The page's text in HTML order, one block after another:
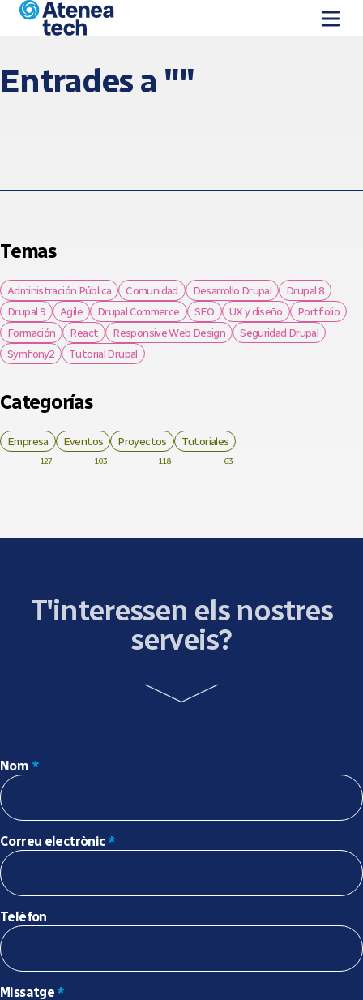
Vés al contingut
Entrades a ""
Temas
Administración Pública Comunidad Desarrollo Drupal
Drupal 8
Drupal 9
Agile Drupal Commerce SEO UX y diseño
Portfolio
Formación
React Responsive Web Design
Seguridad Drupal
Symfony2
Tutorial Drupal
Categorías
Empresa
127
Eventos
103
Proyectos
118
Tutoriales
63
T'interessen els nostres
serveis?
Nom *
Correu electrònic *
Telèfon
Missatge *